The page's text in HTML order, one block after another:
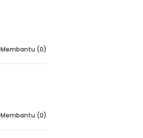
Membantu (0)
Membantu (0)